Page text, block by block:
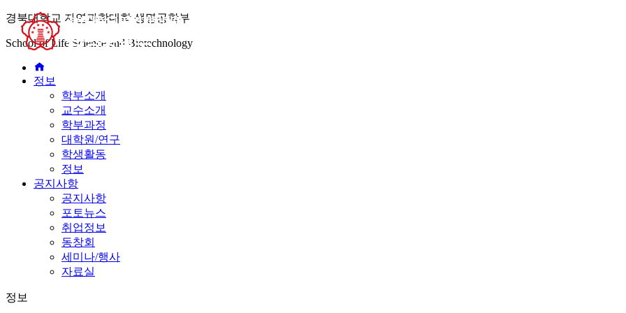
경북대학교 자연과학대학 생명공학부
School of Life Science and Biotechnology
정보
학부소개
교수소개
학부과정
대학원/연구
학생활동
정보
공지사항
공지사항
포토뉴스
취업정보
동창회
세미나/행사
자료실
정보